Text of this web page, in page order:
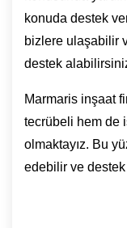
konuda destek
bizlere ulaşabilir
destek
Marmaris inşaat
tecrübeli hem de
olmaktayız. Bu
edebilir ve